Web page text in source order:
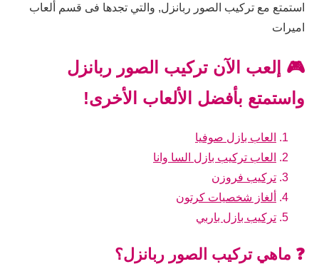
استمتع مع تركيب الصور ربانزل, والتي تجدها فى قسم ألعاب
اميرات
🎮 إلعب الآن تركيب الصور ربانزل
واستمتع بأفضل الألعاب الأخرى!
العاب بازل صوفيا
العاب تركيب بازل السا وانا
تركيب فروزن
ألغاز شخصيات كرتون
تركيب بازل باربي
❓ ماهي تركيب الصور ربانزل؟